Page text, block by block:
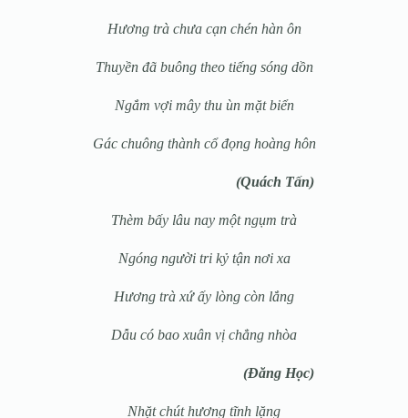
Hương trà chưa cạn chén hàn ôn
Thuyền đã buông theo tiếng sóng dồn
Ngắm vợi mây thu ùn mặt biển
Gác chuông thành cổ đọng hoàng hôn
(Quách Tấn)
Thèm bấy lâu nay một ngụm trà
Ngóng người tri kỷ tận nơi xa
Hương trà xứ ấy lòng còn lắng
Dẫu có bao xuân vị chẳng nhòa
(Đăng Học)
Nhặt chút hương tĩnh lặng